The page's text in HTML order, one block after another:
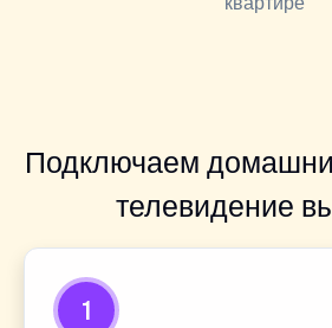
Подключаем
телевидение
1